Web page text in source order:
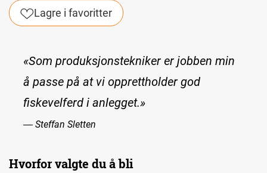
Lagre i favoritter
«Som produksjonstekniker er jobben min
å passe på at vi opprettholder god
fiskevelferd i anlegget.»
― Steffan Sletten
Hvorfor valgte du å bli